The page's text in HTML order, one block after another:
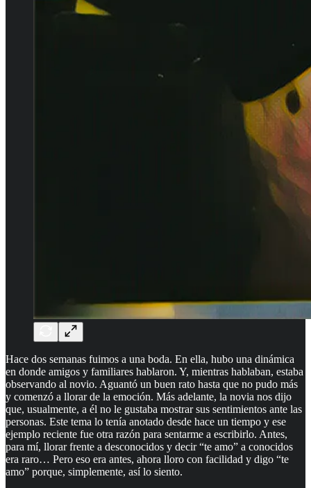
Hace dos semanas fuimos a una boda. En ella, hubo una dinámica
en donde amigos y familiares hablaron. Y, mientras hablaban, estaba
observando al novio. Aguantó un buen rato hasta que no pudo más
y comenzó a llorar de la emoción. Más adelante, la novia nos dijo
que, usualmente, a él no le gustaba mostrar sus sentimientos ante las
personas. Este tema lo tenía anotado desde hace un tiempo y ese
ejemplo reciente fue otra razón para sentarme a escribirlo. Antes,
para mí, llorar frente a desconocidos y decir “te amo” a conocidos
era raro… Pero eso era antes, ahora lloro con facilidad y digo “te
amo” porque, simplemente, así lo siento.